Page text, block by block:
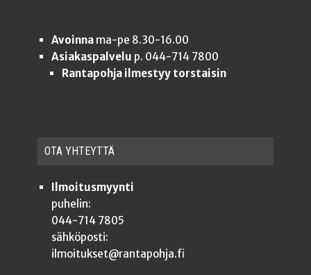
Avoinnama-pe 8.30-16.00
Asiakaspalvelu p. 044-714 7800
Rantapohja ilmestyy torstaisin
OTA YHTEYT­TÄ
Ilmoitusmyynti
puhelin:
044-714 7805
sähköposti:
ilmoitukset@rantapohja.fi